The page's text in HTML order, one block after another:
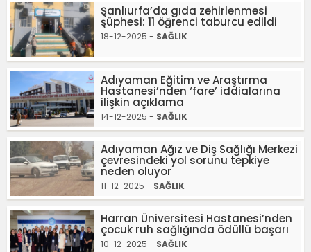
Şanlıurfa’da gıda zehirlenmesi
şüphesi: 11 öğrenci taburcu edildi
18-12-2025 - SAĞLIK
Adıyaman Eğitim ve Araştırma
Hastanesi’nden ‘fare’ iddialarına
ilişkin açıklama
14-12-2025 - SAĞLIK
Adıyaman Ağız ve Diş Sağlığı Merkezi
çevresindeki yol sorunu tepkiye
neden oluyor
11-12-2025 - SAĞLIK
Harran Üniversitesi Hastanesi’nden
çocuk ruh sağlığında ödüllü başarı
10-12-2025 - SAĞLIK